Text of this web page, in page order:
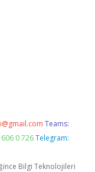
Teams:
0 726 Telegram:
Bilgi Teknolojileri